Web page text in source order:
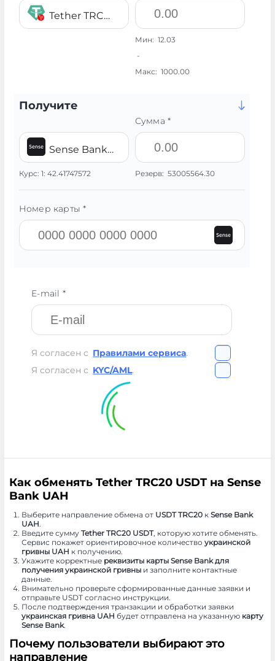
Tether TRC20 USDT
Мин: 12.03
-
Макс: 1000.00
Получите
Sense Bank UAH
Курс: 1: 42.41747572
Сумма *
Резерв: 53005564.30
Номер карты *
E-mail *
Я согласен с Правилами сервиса.
Я согласен с KYC/AML.
Как обменять Tether TRC20 USDT на Sense
Bank UAH
Выберите направление обмена от USDT TRC20к Sense Bank
UAH.
Введите сумму Tether TRC20 USDT, которую хотите обменять.
Сервис покажет ориентировочное количество украинской
гривны UAH к получению.
Укажите корректные реквизиты карты Sense Bank для
получения украинской гривныи заполните контактные
данные.
Внимательно проверьте сформированные данные заявки и
отправьте USDT согласно инструкции.
После подтверждения транзакции и обработки заявки
украинская гривна UAH будет отправлена на указанную карту
Sense Bank.
Почему пользователи выбирают это
направление